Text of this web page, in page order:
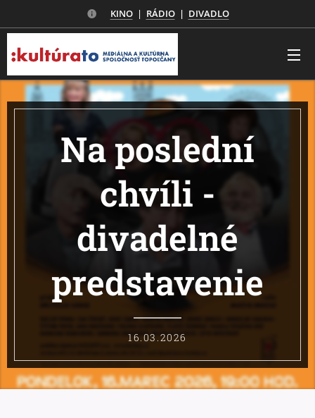
KINO| RÁDIO| DIVADLO
Na poslední
chvíli -
divadelné
predstavenie
16.03.2026